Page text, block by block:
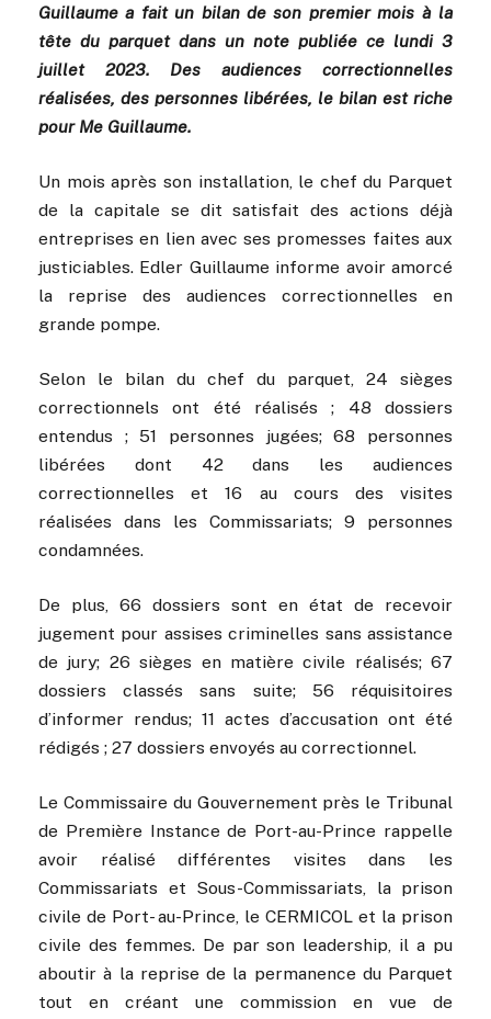
Guillaume a fait un bilan de son premier mois à la
tête du parquet dans un note publiée ce lundi 3
juillet 2023. Des audiences correctionnelles
réalisées, des personnes libérées, le bilan est riche
pour Me Guillaume.
Un mois après son installation, le chef du Parquet
de la capitale se dit satisfait des actions déjà
entreprises en lien avec ses promesses faites aux
justiciables. Edler Guillaume informe avoir amorcé
la reprise des audiences correctionnelles en
grande pompe.
Selon le bilan du chef du parquet, 24 sièges
correctionnels ont été réalisés ; 48 dossiers
entendus ; 51 personnes jugées; 68 personnes
libérées dont 42 dans les audiences
correctionnelles et 16 au cours des visites
réalisées dans les Commissariats; 9 personnes
condamnées.
De plus, 66 dossiers sont en état de recevoir
jugement pour assises criminelles sans assistance
de jury; 26 sièges en matière civile réalisés; 67
dossiers classés sans suite; 56 réquisitoires
d’informer rendus; 11 actes d’accusation ont été
rédigés ; 27 dossiers envoyés au correctionnel.
Le Commissaire du Gouvernement près le Tribunal
de Première Instance de Port-au-Prince rappelle
avoir réalisé différentes visites dans les
Commissariats et Sous-Commissariats, la prison
civile de Port- au-Prince, le CERMICOL et la prison
civile des femmes. De par son leadership, il a pu
aboutir à la reprise de la permanence du Parquet
tout en créant une commission en vue de